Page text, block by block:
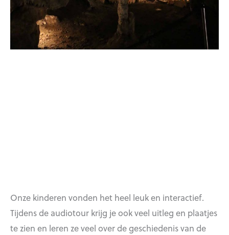
Onze kinderen vonden het heel leuk en interactief.
Tijdens de audiotour krijg je ook veel uitleg en plaatjes
te zien en leren ze veel over de geschiedenis van de